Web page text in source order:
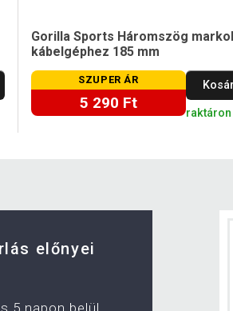
Gorilla Sports Háromszög
kábelgéphez 185 mm
SZUPER ÁR
5 290 Ft
raktáron
előnyei
5 napon belül